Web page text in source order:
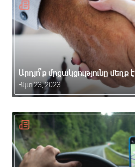
Արդյո՞ք մրցակցությունը մեղք է
Հկտ 23, 2023